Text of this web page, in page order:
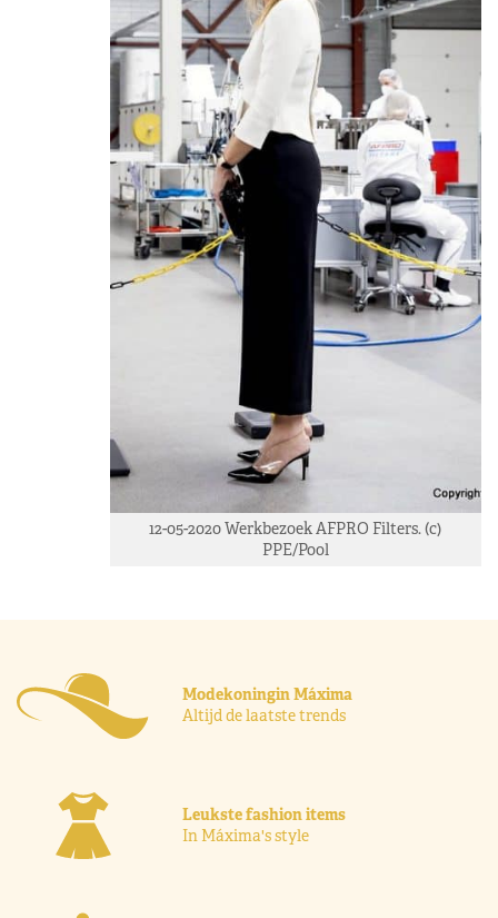
12-05-2020 Werkbezoek AFPRO Filters. (c)
PPE/Pool
Modekoningin Máxima
Altijd de laatste trends
Leukste fashion items
In Máxima's style